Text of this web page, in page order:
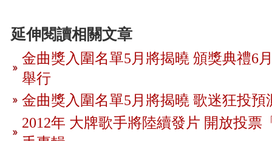
延伸閱讀相關文章
金曲獎入圍名單5月將揭曉 頒獎典禮6
舉行
金曲獎入圍名單5月將揭曉 歌迷狂投預
2012年 大牌歌手將陸續發片 開放投票